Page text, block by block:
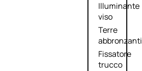
Illuminante
viso
Terre
abbronzanti
Fissatore
trucco